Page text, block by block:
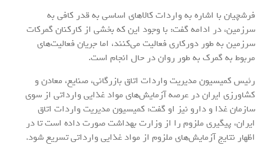
فرشچیان با اشاره به واردات کالاهای اساسی به قدر کافی به
سرزمین، در ادامه گفت: با وجود این که بخشی از کارکنان گمرکات
سرزمین به طور دورکاری فعالیت می‌کنند، اما جریان فعالیت‌های
مربوط به گمرک به طور روان در حال انجام است.
رئیس کمیسیون مدیریت واردات اتاق بازرگانی، صنایع، معادن و
کشاورزی ایران در عرصه آزمایش‌های مواد غذایی وارداتی از سوی
سازمان غذا و دارو نیز او گفت: کمیسیون مدیریت واردات اتاق
ایران، پیگیری ملزوم را از وزارت بهداشت صورت داده است تا در
اظهار نتایج آزمایش‌های ملزوم از مواد غذایی وارداتی تسریع شود.